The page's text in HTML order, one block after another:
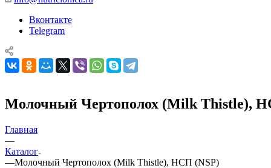
Вконтакте
Telegram
Молочный Чертополох (Milk Thistle),
Главная
—
Каталог
—Молочный Чертополох (Milk Thistle), НСП (NSP)